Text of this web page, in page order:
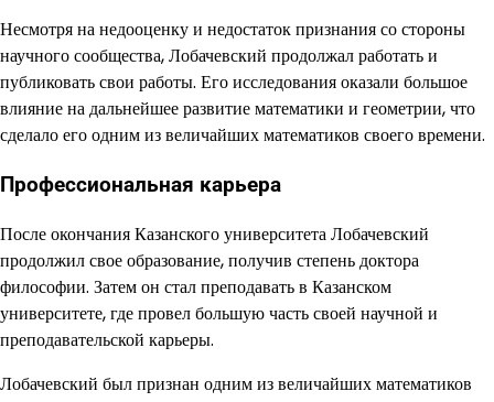
Несмотря на недооценку и недостаток признания со стороны
научного сообщества, Лобачевский продолжал работать и
публиковать свои работы. Его исследования оказали большое
влияние на дальнейшее развитие математики и геометрии, что
сделало его одним из величайших математиков своего времени.
Профессиональная карьера
После окончания Казанского университета Лобачевский
продолжил свое образование, получив степень доктора
философии. Затем он стал преподавать в Казанском
университете, где провел большую часть своей научной и
преподавательской карьеры.
Лобачевский был признан одним из величайших математиков